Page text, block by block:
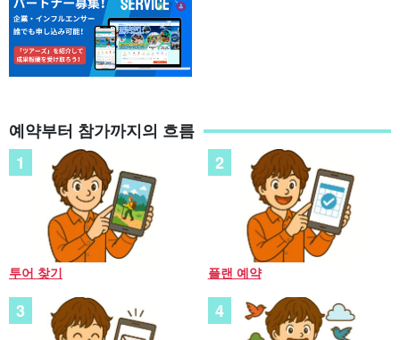
예약부터 참가까지의 흐름
투어 찾기 플랜 예약